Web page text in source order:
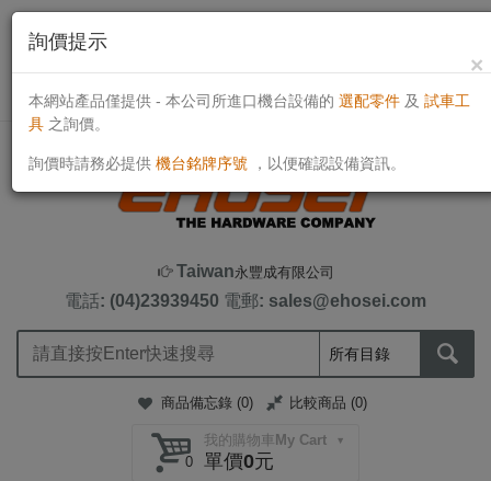
目前線上客戶：743人 TWD
Taiwan永豐成有限公司
電話: (04)23939450 電郵: sales@ehosei.com
商品備忘錄 (0) 比較商品 (0)
我的購物車My Cart
0
單價0元
詢價提示
×
本網站產品僅提供 - 本公司所進口機台設備的 選配零件 及 試車工
具 之詢價。
詢價時請務必提供 機台銘牌序號 ，以便確認設備資訊。